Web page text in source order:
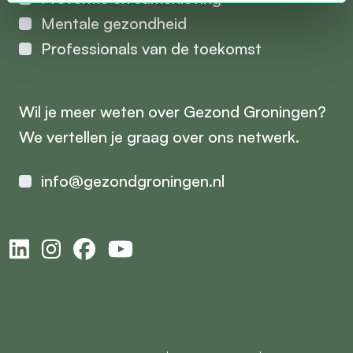
Mentale gezondheid
Professionals van de toekomst
Wil je meer weten over Gezond Groningen?
We vertellen je graag over ons netwerk.
info@gezondgroningen.nl